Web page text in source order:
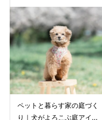
ペットと暮らす家の庭づく
り｜犬がよろこぶ庭アイ...